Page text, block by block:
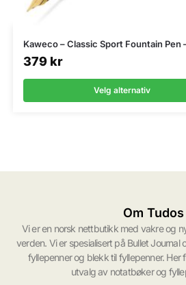
Kaweco – Classic Sport Fountain Pen
379 kr
Velg alternativ
Om Tudos
Vi er en norsk nettbutikk med vakre og
verden. Vi er spesialisert på Bullet
fyllepenner og blekk til fyllepenner. Her
utvalg av notatbøker og